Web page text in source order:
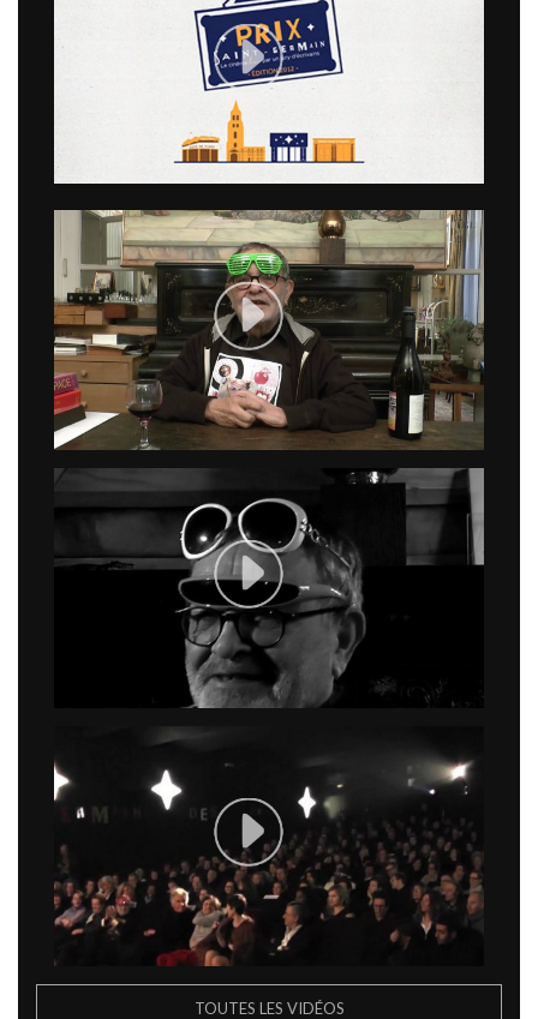
TOUTES LES VIDÉOS